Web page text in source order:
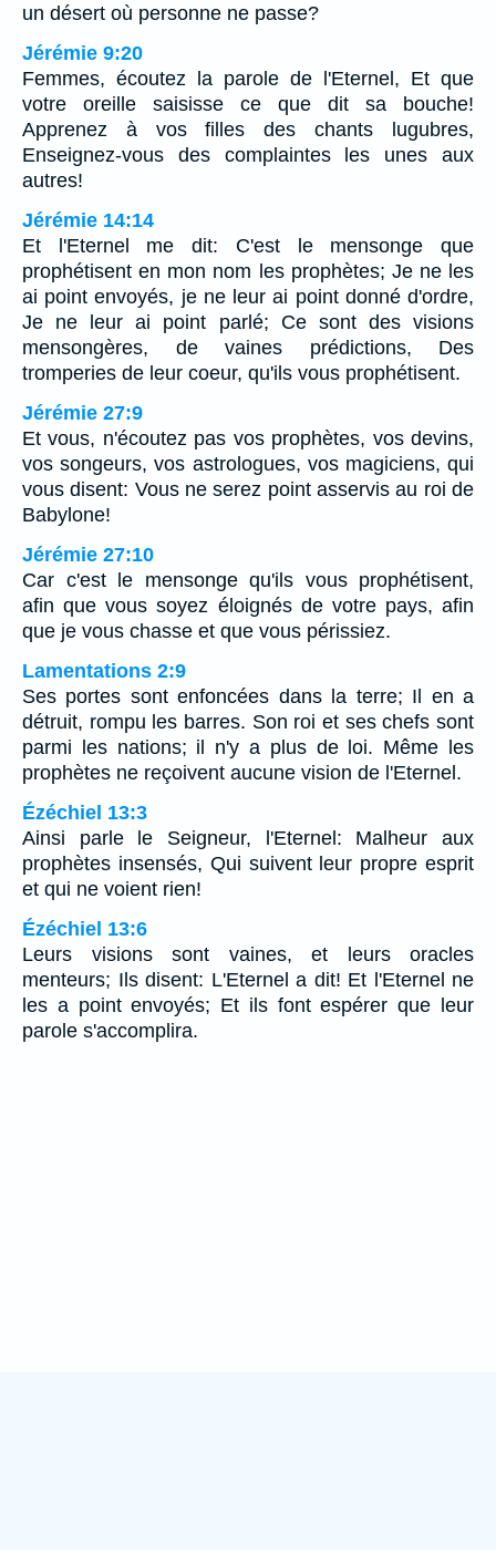
un désert où personne ne passe?
Jérémie 9:20
Femmes, écoutez la parole de l'Eternel, Et que
votre oreille saisisse ce que dit sa bouche!
Apprenez à vos filles des chants lugubres,
Enseignez-vous des complaintes les unes aux
autres!
Jérémie 14:14
Et l'Eternel me dit: C'est le mensonge que
prophétisent en mon nom les prophètes; Je ne les
ai point envoyés, je ne leur ai point donné d'ordre,
Je ne leur ai point parlé; Ce sont des visions
mensongères, de vaines prédictions, Des
tromperies de leur coeur, qu'ils vous prophétisent.
Jérémie 27:9
Et vous, n'écoutez pas vos prophètes, vos devins,
vos songeurs, vos astrologues, vos magiciens, qui
vous disent: Vous ne serez point asservis au roi de
Babylone!
Jérémie 27:10
Car c'est le mensonge qu'ils vous prophétisent,
afin que vous soyez éloignés de votre pays, afin
que je vous chasse et que vous périssiez.
Lamentations 2:9
Ses portes sont enfoncées dans la terre; Il en a
détruit, rompu les barres. Son roi et ses chefs sont
parmi les nations; il n'y a plus de loi. Même les
prophètes ne reçoivent aucune vision de l'Eternel.
Ézéchiel 13:3
Ainsi parle le Seigneur, l'Eternel: Malheur aux
prophètes insensés, Qui suivent leur propre esprit
et qui ne voient rien!
Ézéchiel 13:6
Leurs visions sont vaines, et leurs oracles
menteurs; Ils disent: L'Eternel a dit! Et l'Eternel ne
les a point envoyés; Et ils font espérer que leur
parole s'accomplira.